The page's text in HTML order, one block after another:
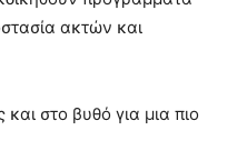
ακτών και
στο βυθό για μια πιο